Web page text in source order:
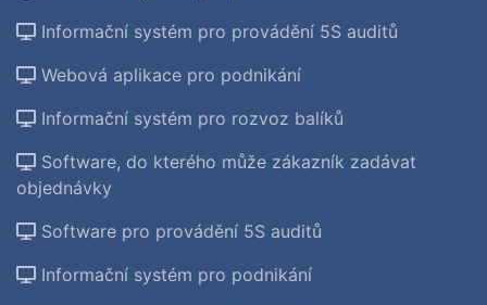
Informační systém pro provádění 5S auditů
Webová aplikace pro podnikání
Informační systém pro rozvoz balíků
Software, do kterého může zákazník zadávat
objednávky
Software pro provádění 5S auditů
Informační systém pro podnikání